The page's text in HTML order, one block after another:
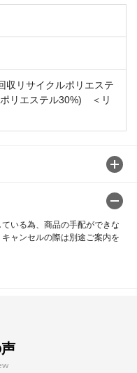
収リサイクルポリエステ
リエステル30%) ＜リ
いる為、商品の手配ができな
ャンセルの際は別途ご案内を